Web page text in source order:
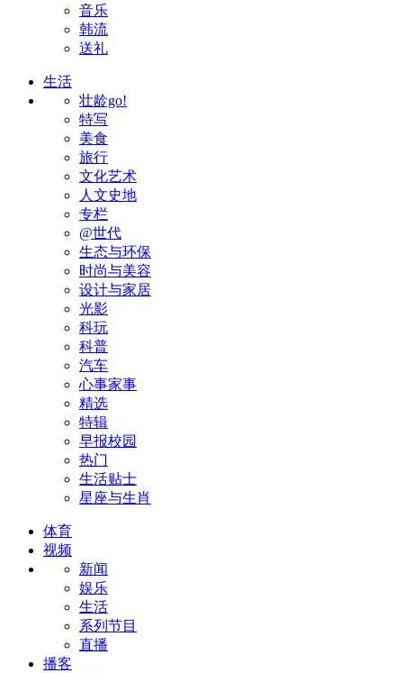
音乐
韩流
送礼
生活
壮龄go!
特写
美食
旅行
文化艺术
人文史地
专栏
@世代
生态与环保
时尚与美容
设计与家居
光影
科玩
科普
汽车
心事家事
精选
特辑
早报校园
热门
生活贴士
星座与生肖
体育
视频
新闻
娱乐
生活
系列节目
直播
播客